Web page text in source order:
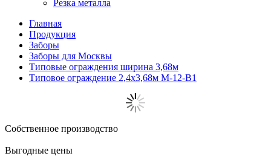
Резка металла
Главная
Продукция
Заборы
Заборы для Москвы
Типовые ограждения ширина 3,68м
Типовое ограждение 2,4x3,68м М-12-В1
Собственное производство
Выгодные цены